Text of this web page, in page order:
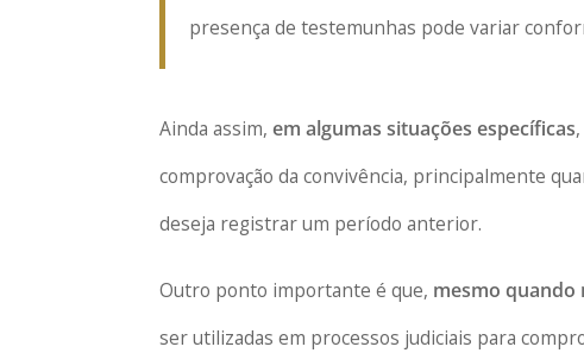
presença de testemunhas pode variar
Ainda assim, em algumas situações específicas
comprovação da convivência, principalmente
deseja registrar um período anterior.
Outro ponto importante é que, mesmo quando
ser utilizadas em processos judiciais para